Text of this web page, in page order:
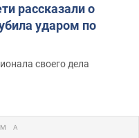
рассказали о
ударом по
своего дела